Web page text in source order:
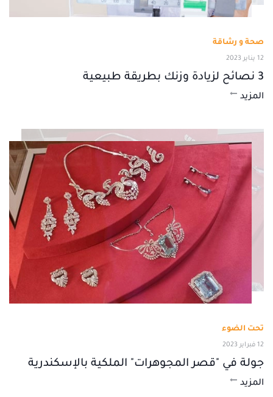
صحة و رشاقة
12 يناير 2023
3 نصائح لزيادة وزنك بطريقة طبيعية
المزيد
تحت الضوء
12 فبراير 2023
جولة في "قصر المجوهرات" الملكية بالإسكندرية
المزيد